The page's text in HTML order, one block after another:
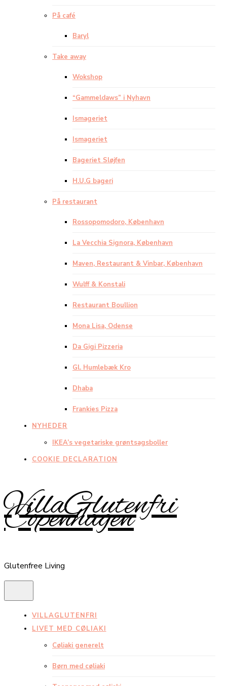
På café
Baryl
Take away
Wokshop
“Gammeldaws” i Nyhavn
Ismageriet
Ismageriet
Bageriet Sløjfen
H.U.G bageri
På restaurant
Rossopomodoro, København
La Vecchia Signora, København
Maven, Restaurant & Vinbar, København
Wulff & Konstali
Restaurant Boullion
Mona Lisa, Odense
Da Gigi Pizzeria
Gl. Humlebæk Kro
Dhaba
Frankies Pizza
NYHEDER
IKEA’s vegetariske grøntsagsboller
COOKIE DECLARATION
VillaGlutenfri
Copenhagen
Glutenfree Living
VILLAGLUTENFRI
LIVET MED CØLIAKI
Cøliaki generelt
Børn med cøliaki